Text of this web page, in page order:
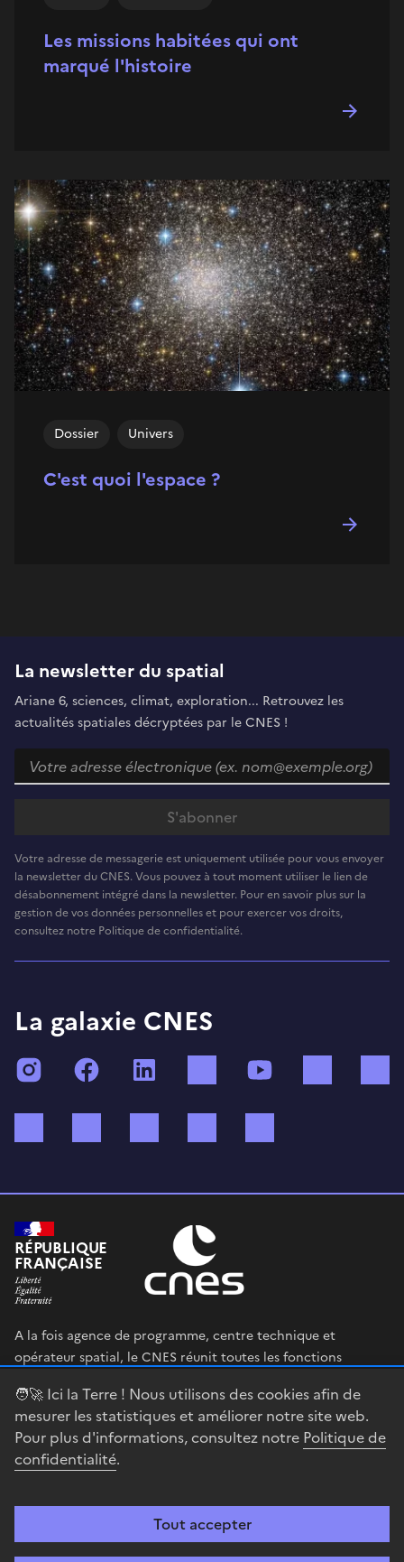
🧑‍🚀 Ici la Terre ! Nous utilisons des cookies afin de
mesurer les statistiques et améliorer notre site web.
Pour plus d'informations, consultez notre Politique de
confidentialité.
Tout accepter
Les missions habitées qui ont
marqué l'histoire
C'est quoi l'espace ?
Dossier Univers
La newsletter du spatial
Ariane 6, sciences, climat, exploration... Retrouvez les
actualités spatiales décryptées par le CNES !
Votre adresse de messagerie est uniquement utilisée pour vous envoyer
la newsletter du CNES. Vous pouvez à tout moment utiliser le lien de
désabonnement intégré dans la newsletter. Pour en savoir plus sur la
gestion de vos données personnelles et pour exercer vos droits,
consultez notre Politique de confidentialité.
La galaxie CNES
InstagramFacebook TikTok
RÉPUBLIQUE
FRANÇAISE
A la fois agence de programme, centre technique et
opérateur spatial, le CNES réunit toutes les fonctions
en œuvre sa stratégie spatiale.
legifrance.gouv.fr
gouvernement.fr
Accessibilité : partiellement conforme Mentions légales